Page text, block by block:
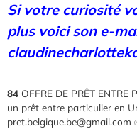
Si votre curiosité
plus voici son e-
84 OFFRE DE PRÊT ENTRE
un prêt entre particulier en